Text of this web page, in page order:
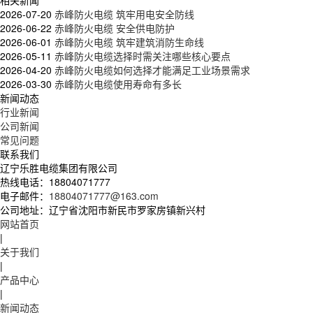
2026-07-20 赤峰防火电缆 筑牢用电安全防线
2026-06-22 赤峰防火电缆 安全供电防护
2026-06-01 赤峰防火电缆 筑牢建筑消防生命线
2026-05-11 赤峰防火电缆选择时需关注哪些核心要点
2026-04-20 赤峰防火电缆如何选择才能满足工业场景需求
2026-03-30 赤峰防火电缆使用寿命有多长
新闻动态
行业新闻
公司新闻
常见问题
联系我们
辽宁乐胜电缆集团有限公司
热线电话： 18804071777
电子邮件： 18804071777@163.com
公司地址： 辽宁省沈阳市新民市罗家房镇新兴村
网站首页
|
关于我们
|
产品中心
|
新闻动态